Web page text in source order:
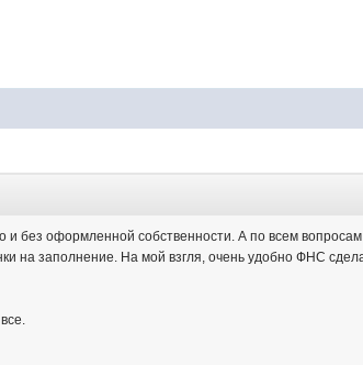
без оформленной собственности. А по всем
на заполнение. На мой взгля, очень удобно ФНС